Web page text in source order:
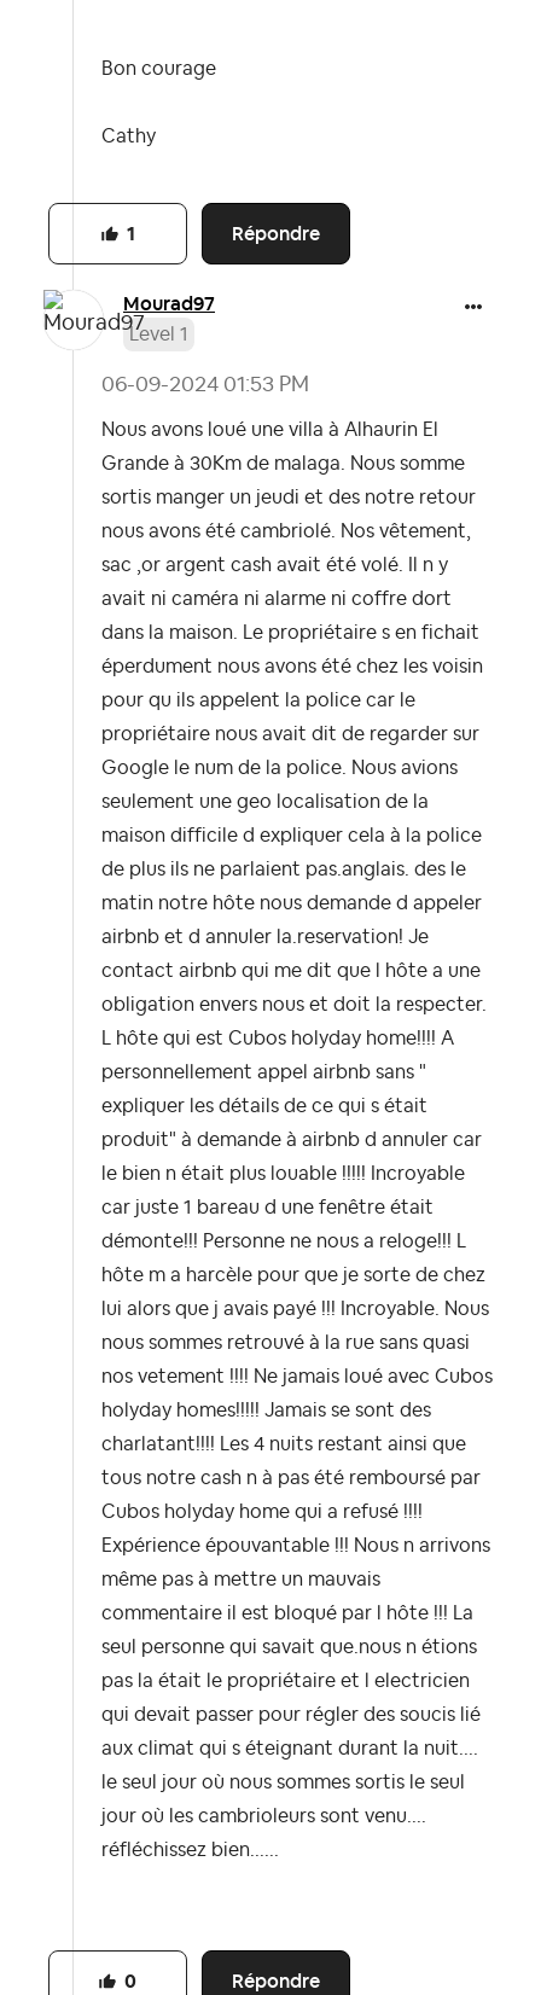
Bon courage
Cathy
Répondre
1
Mourad97
Level 1
‎06-09-2024 01:53 PM
Nous avons loué une villa à Alhaurin El
Grande à 30Km de malaga. Nous somme
sortis manger un jeudi et des notre retour
nous avons été cambriolé. Nos vêtement,
sac ,or argent cash avait été volé. Il n y
avait ni caméra ni alarme ni coffre dort
dans la maison. Le propriétaire s en fichait
éperdument nous avons été chez les voisin
pour qu ils appelent la police car le
propriétaire nous avait dit de regarder sur
Google le num de la police. Nous avions
seulement une geo localisation de la
maison difficile d expliquer cela à la police
de plus ils ne parlaient pas.anglais. des le
matin notre hôte nous demande d appeler
airbnb et d annuler la.reservation! Je
contact airbnb qui me dit que l hôte a une
obligation envers nous et doit la respecter.
L hôte qui est Cubos holyday home!!!! A
personnellement appel airbnb sans "
expliquer les détails de ce qui s était
produit" à demande à airbnb d annuler car
le bien n était plus louable !!!!! Incroyable
car juste 1 bareau d une fenêtre était
démonte!!! Personne ne nous a reloge!!! L
hôte m a harcèle pour que je sorte de chez
lui alors que j avais payé !!! Incroyable. Nous
nous sommes retrouvé à la rue sans quasi
nos vetement !!!! Ne jamais loué avec Cubos
holyday homes!!!!! Jamais se sont des
charlatant!!!! Les 4 nuits restant ainsi que
tous notre cash n à pas été remboursé par
Cubos holyday home qui a refusé !!!!
Expérience épouvantable !!! Nous n arrivons
même pas à mettre un mauvais
commentaire il est bloqué par l hôte !!! La
seul personne qui savait que.nous n étions
pas la était le propriétaire et l electricien
qui devait passer pour régler des soucis lié
aux climat qui s éteignant durant la nuit....
le seul jour où nous sommes sortis le seul
jour où les cambrioleurs sont venu....
réfléchissez bien......
Répondre
0